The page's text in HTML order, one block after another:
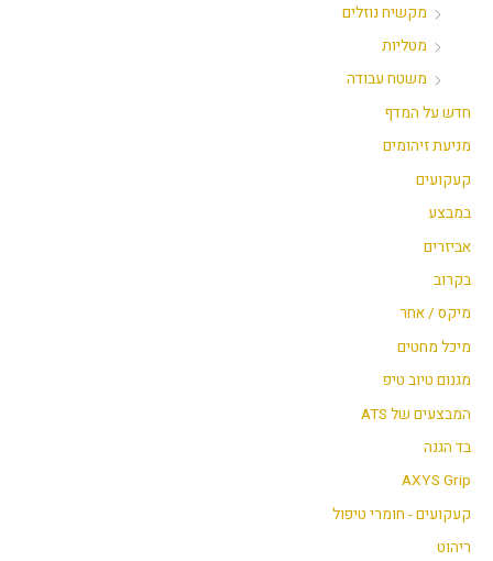
מקשיח נוזלים
מטליות
משטח עבודה
חדש על המדף
מניעת זיהומים
קעקועים
במבצע
אביזרים
בקרוב
מיקס / אחר
מיכל מחטים
מגנום טיוב טיפ
המבצעים של ATS
בד הגנה
AXYS Grip
קעקועים - חומרי טיפול
ריהוט